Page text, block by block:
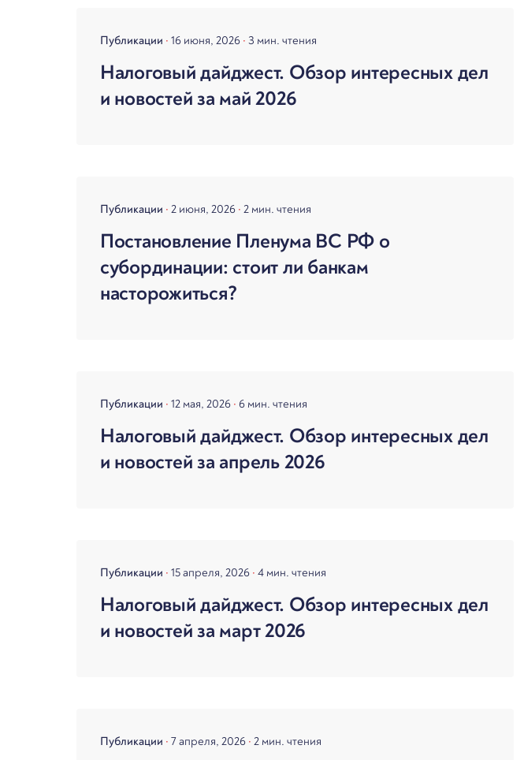
Публикации 16 июня, 2026 3 мин. чтения
Налоговый дайджест. Обзор интересных дел
и новостей за май 2026
Публикации 2 июня, 2026 2 мин. чтения
Постановление Пленума ВС РФ о
субординации: стоит ли банкам
насторожиться?
Публикации 12 мая, 2026 6 мин. чтения
Налоговый дайджест. Обзор интересных дел
и новостей за апрель 2026
Публикации 15 апреля, 2026 4 мин. чтения
Налоговый дайджест. Обзор интересных дел
и новостей за март 2026
Публикации 7 апреля, 2026 2 мин. чтения